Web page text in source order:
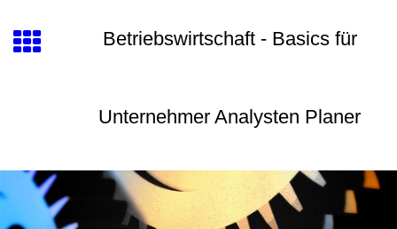
Betriebswirtschaft - Basics für
Unternehmer Analysten Planer